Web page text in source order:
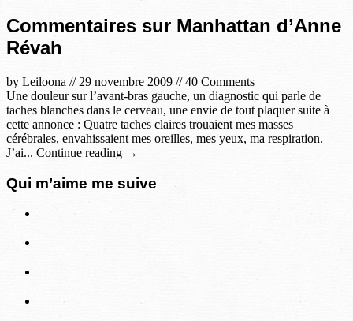
Commentaires sur Manhattan d’Anne
Révah
by Leiloona // 29 novembre 2009 //40 Comments
Une douleur sur l’avant-bras gauche, un diagnostic qui parle de
taches blanches dans le cerveau, une envie de tout plaquer suite à
cette annonce : Quatre taches claires trouaient mes masses
cérébrales, envahissaient mes oreilles, mes yeux, ma respiration.
J’ai... Continue reading →
Qui m’aime me suive